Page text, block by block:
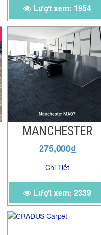
Lượt xem: 1954
MANCHESTER
275,000₫
Chi Tiết
Lượt xem: 2339